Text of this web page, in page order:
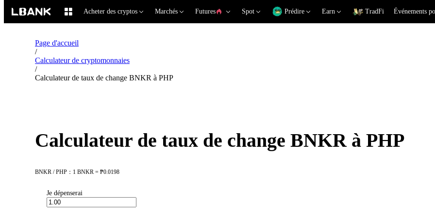
Acheter des cryptos Marchés Futures Spot Prédire Earn TradFi Événements
Page d'accueil
/
Calculateur de cryptomonnaies
/
Calculateur de taux de change BNKR à PHP
Calculateur de taux de change BNKR à PHP
BNKR / PHP：1 BNKR = ₱0.0198
Je dépenserai